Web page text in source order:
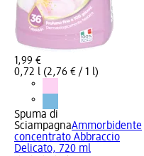
1,99 €
0,72 l (2,76 € / 1 l)
Spuma di
SciampagnaAmmorbidente
concentrato Abbraccio
Delicato, 720 ml